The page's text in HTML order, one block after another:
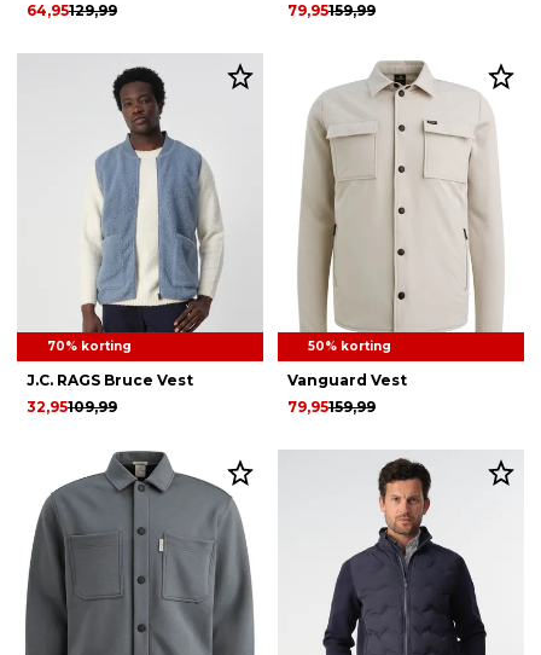
129,99
64,95
159,99
79,95
70% korting
J.C. RAGS Bruce Vest
109,99
32,95
50% korting
Vanguard Vest
159,99
79,95